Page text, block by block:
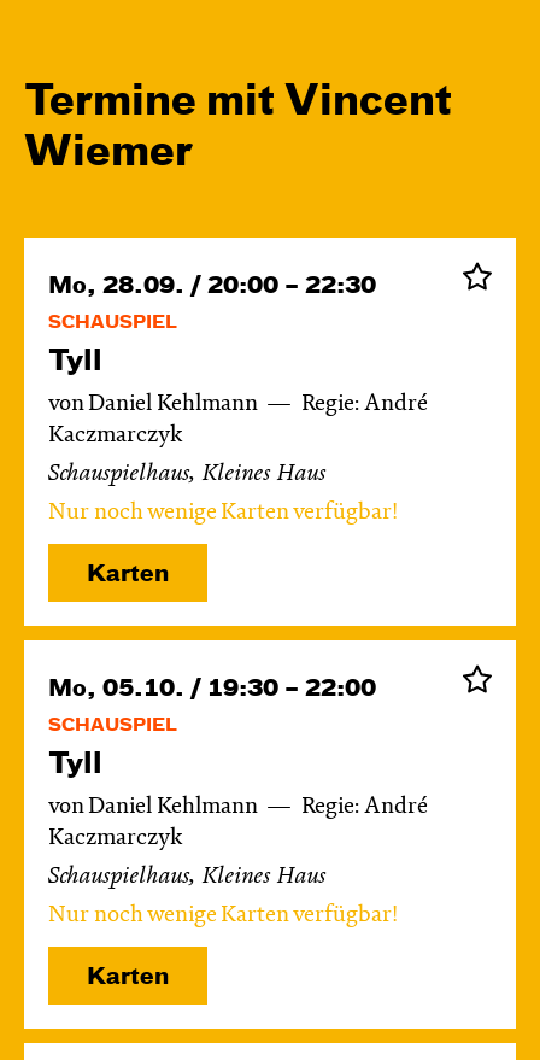
Termine mit Vincent
Wiemer
Mo, 28.09. / 20:00 – 22:30
SCHAUSPIEL
Tyll
von Daniel Kehlmann
Regie: André
Kaczmarczyk
Schauspielhaus, Kleines Haus
Nur noch wenige Karten verfügbar!
Karten
Mo, 05.10. / 19:30 – 22:00
SCHAUSPIEL
Tyll
von Daniel Kehlmann
Regie: André
Kaczmarczyk
Schauspielhaus, Kleines Haus
Nur noch wenige Karten verfügbar!
Karten